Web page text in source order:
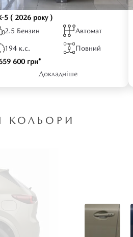
5 ( 2026 року )
2.5 Бензин
Автомат
194 к.с.
Повний
600 грн*
Докладніше
КОЛЬОРИ